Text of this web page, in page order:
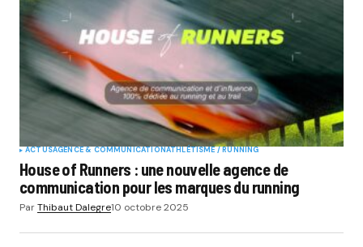
ACTUSAGENCE & COMMUNICATIONATHLÉTISME / RUNNING
House of Runners : une nouvelle agence de
communication pour les marques du running
ParThibaut Dalegre10 octobre 2025